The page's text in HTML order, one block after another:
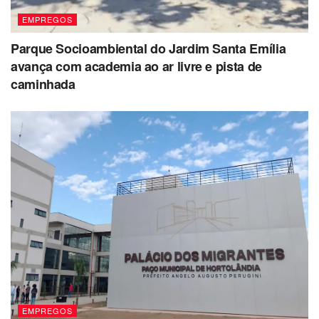
Auxiliar de Transporte– 20 vagas
Balconista– 1 vaga
Conferente de Mercadoria – 1 vaga
Eletricista de Manutenção– 1 vaga
Encarregado de Obra
– 1 vaga
Estagiário de Educação Física– 2 vagas
Estagiário de Engenharia
Estoquista
– 1 vaga
Faxineira– 1 vaga
Fiscal de Caixa
– 1 vaga
Fiscal de Loja
EMPREGOS
Parque Socioambiental do Jardim Santa Emília
avança com academia ao ar livre e pista de
caminhada
EMPREGOS